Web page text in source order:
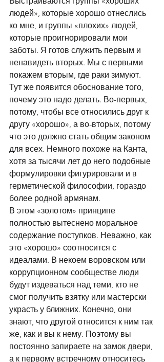
людей», которые хорошо отнеслись
ко мне, и группы «плохих» людей,
которые проигнорировали мои
заботы. Я готов служить первым и
ненавидеть вторых. Мы с первыми
покажем вторым, где раки зимуют.
Тут же появится обоснование того,
почему это надо делать. Во-первых,
потому, чтобы все относились друг к
другу «хорошо», а во-вторых, потому
что это должно стать общим законом
для всех. Немного похоже на Канта,
хотя за тысячи лет до него подобные
формулировки фигурировали и в
герметической философии, гораздо
более родной армянам.
В этом «золотом» принципе
полностью вытеснено моральное
содержание поступков. Неважно, как
это «хорошо» соотносится с
идеалами. В некоем воровском или
коррупционном сообществе люди
будут издеваться над теми, кто не
смог получить взятку или мастерски
украсть у ближних. Конечно, они
знают, что другой относится к ним так
же, как и вы к нему. Поэтому вы
постоянно запираете на замок двери,
а к первому встречному относитесь